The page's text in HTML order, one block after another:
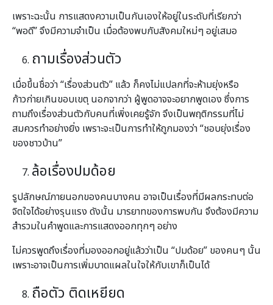
เพราะฉะนั้น การแสดงความเป็นกันเองให้อยู่ในระดับที่เรียกว่า
“พอดี” จึงมีความจำเป็น เมื่อต้องพบกับสังคมใหม่ๆ อยู่เสมอ
ถามเรื่องส่วนตัว
เมื่อขึ้นชื่อว่า “เรื่องส่วนตัว” แล้ว ก็คงไม่แปลกที่จะห้ามยุ่งหรือ
ก้าวก่ายเกินขอบเขตุ นอกจากว่า ผู้พูดอาจจะอยากพูดเอง ซึ่งการ
ถามถึงเรื่องส่วนตัวกับคนที่เพิ่งเคยรู้จัก จึงเป็นพฤติกรรมที่ไม่
สมควรทำอย่างยิ่ง เพราะจะเป็นการทำให้ถูกมองว่า “ชอบยุ่งเรื่อง
ของชาวบ้าน”
ล้อเรื่องปมด้อย
รูปลักษณ์ภายนอกของคนบางคน อาจเป็นเรื่องที่มีผลกระทบต่อ
จิตใจได้อย่างรุนแรง ดังนั้น มารยาทของการพบกัน จึงต้องมีความ
สำรวมในคำพูดและการแสดงออกทุกๆ อย่าง
ไม่ควรพูดถึงเรื่องที่มองออกอยู่แล้วว่าเป็น “ปมด้อย” ของคนๆ นั้น
เพราะอาจเป็นการเพิ่มบาดแผลในใจให้กับเขาก็เป็นได้
ถือตัว ติดเหยียด